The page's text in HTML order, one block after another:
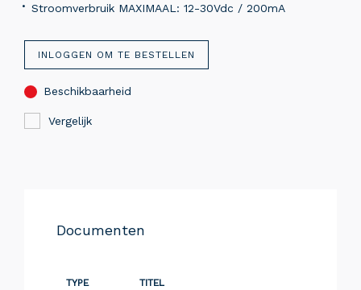
Stroomverbruik MAXIMAAL: 12-30Vdc / 200mA
INLOGGEN OM TE BESTELLEN
Beschikbaarheid
Vergelijk
Documenten
TYPE TITEL